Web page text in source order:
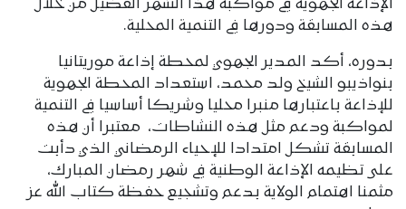
الإذاعة الجهوية في مواكبة هذا الشهر الفضيل من خلال
هذه المسابقة ودورها في التنمية المحلية.
بدوره، أكد المدير الجهوي لمحطة إذاعة موريتانيا
بنواذيبو الشيخ ولد محمد، استعداد المحطة الجهوية
للإذاعة باعتبارها منبرا محليا وشريكا أساسيا في التنمية
لمواكبة ودعم مثل هذه النشاطات، معتبرا أن هذه
المسابقة تشكل امتدادا للإحياء الرمضاني الذي دأبت
على تظيمه الإذاعة الوطنية في شهر رمضان المبارك،
مثمنا اهتمام الولاية بدعم وتشجيع حفظة كتاب الله عز